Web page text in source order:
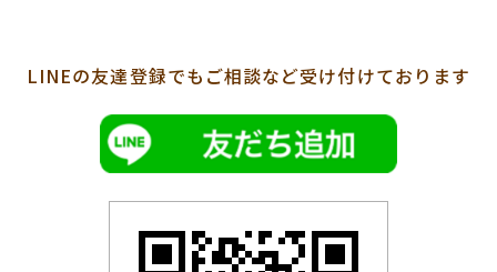
LINEの友達登録でも ご相談など受け付けております